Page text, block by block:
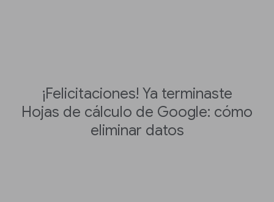
¡Felicitaciones! Ya terminaste
Hojas de cálculo de Google: cómo
eliminar datos